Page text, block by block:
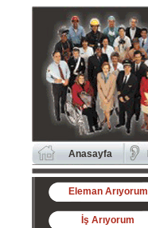
Anasayfa
Eleman Arıyorum
İş Arıyorum